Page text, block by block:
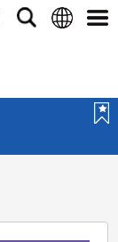
搜
语
选